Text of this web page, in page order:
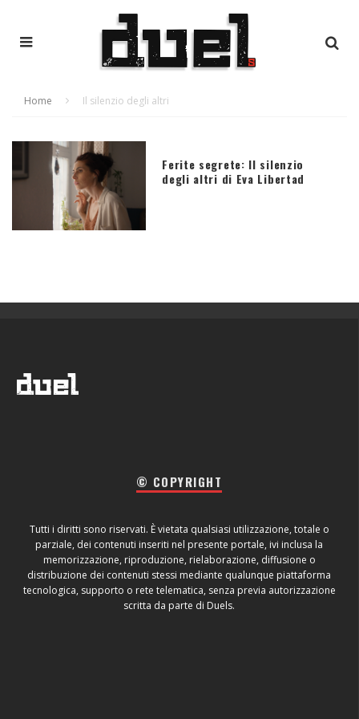
Home Il silenzio degli altri
Ferite segrete: Il silenzio
degli altri di Eva Libertad
© COPYRIGHT
Tutti i diritti sono riservati. È vietata qualsiasi utilizzazione, totale o
parziale, dei contenuti inseriti nel presente portale, ivi inclusa la
memorizzazione, riproduzione, rielaborazione, diffusione o
distribuzione dei contenuti stessi mediante qualunque piattaforma
tecnologica, supporto o rete telematica, senza previa autorizzazione
scritta da parte di Duels.